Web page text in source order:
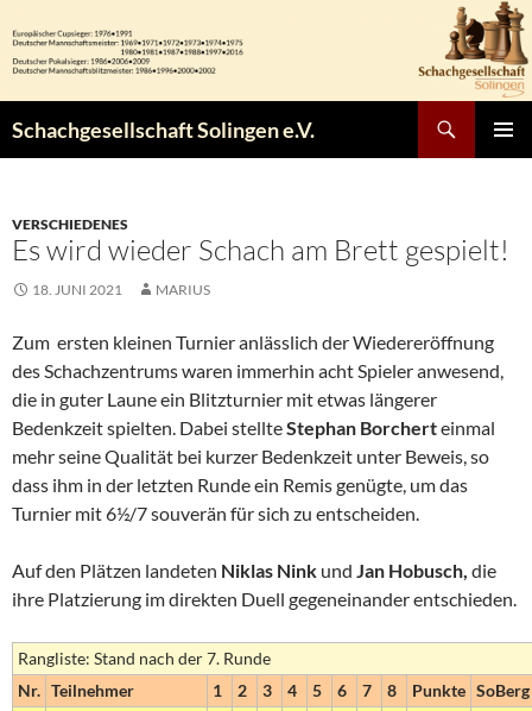
Inhalt
springen
Schachgesellschaft Solingen e.V.
VERSCHIEDENES
Es wird wieder Schach am Brett gespielt!
18. JUNI 2021 MARIUS
Zum ersten kleinen Turnier anlässlich der Wiedereröffnung
des Schachzentrums waren immerhin acht Spieler anwesend,
die in guter Laune ein Blitzturnier mit etwas längerer
Bedenkzeit spielten. Dabei stellteStephan Borcherteinmal
mehr seine Qualität bei kurzer Bedenkzeit unter Beweis, so
dass ihm in der letzten Runde ein Remis genügte, um das
Turnier mit 6½/7 souverän für sich zu entscheiden.
Auf den Plätzen landeten Niklas Nink und Jan Hobusch, die
ihre Platzierung im direkten Duell gegeneinander entschieden.
Rangliste: Stand nach der 7. Runde
Nr. Teilnehmer 1 2 3 4 5 6 7 8 Punkte SoBerg